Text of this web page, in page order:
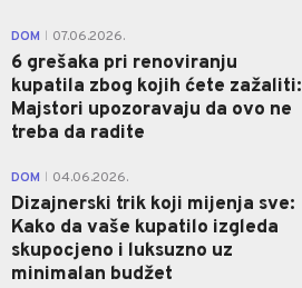
DOM 07.06.2026.
6 grešaka pri renoviranju
kupatila zbog kojih ćete zažaliti:
Majstori upozoravaju da ovo ne
treba da radite
DOM 04.06.2026.
Dizajnerski trik koji mijenja sve:
Kako da vaše kupatilo izgleda
skupocjeno i luksuzno uz
minimalan budžet